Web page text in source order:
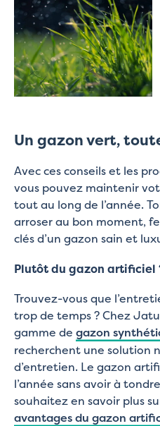
Un gazon vert,
Avec ces conseils et les
vous pouvez maintenir
tout au long de l’année.
arroser au bon moment,
clés d’un gazon sain et
Plutôt du gazon artificiel
Trouvez-vous que
trop de temps ? Chez
gamme de gazon
recherchent une solution
d’entretien. Le gazon
l’année sans avoir à
souhaitez en savoir plus
avantages du gazon